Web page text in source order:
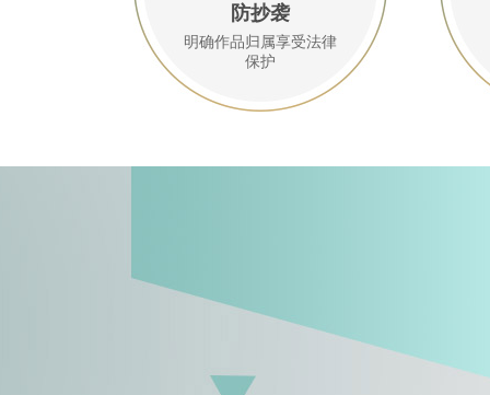
防抄袭
明确作品归属享受法律
保护